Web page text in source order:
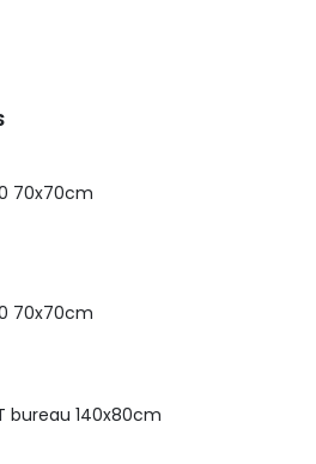
70x70cm
70x70cm
bureau 140x80cm